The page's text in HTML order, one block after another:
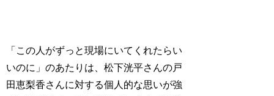
「 この人がずっと現場にいてくれたらい
いのに 」のあたりは、松下洸平さんの戸
田恵梨香さんに対する個人的な思いが強